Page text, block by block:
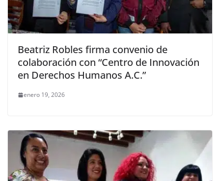
Beatriz Robles firma convenio de
colaboración con “Centro de Innovación
en Derechos Humanos A.C.”
enero 19, 2026